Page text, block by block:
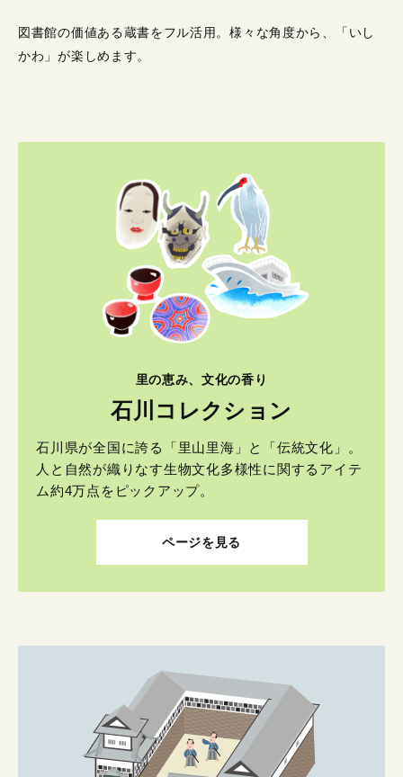
図書館の価値ある蔵書をフル活用。様々な角度から、「いし
かわ」が楽しめます。
里の恵み、文化の香り
石川コレクション
石川県が全国に誇る「里山里海」と「伝統文化」。
人と自然が織りなす生物文化多様性に関するアイテ
ム約4万点をピックアップ。
ページを見る